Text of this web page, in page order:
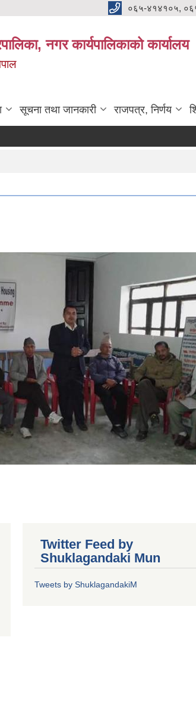
०६५-४१४१०५,
नगर कार्यपालिकाको कार्यालय
सूचना तथा जानकारी राजपत्र, निर्णय
Twitter Feed by
Shuklagandaki Mun
Tweets by ShuklagandakiM